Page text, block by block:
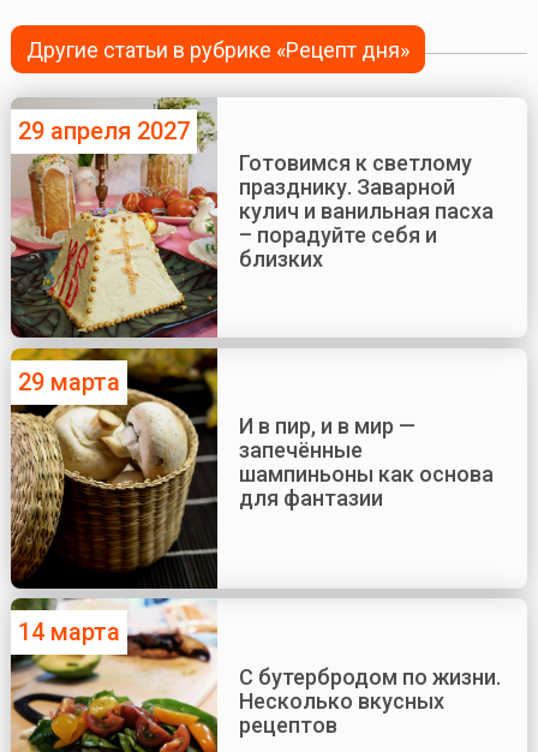
Другие статьи в рубрике «Рецепт дня»
29 апреля 2027
Готовимся к светлому
празднику. Заварной
кулич и ванильная пасха
– порадуйте себя и
близких
29 марта
И в пир, и в мир —
запечённые
шампиньоны как основа
для фантазии
14 марта
С бутербродом по жизни.
Несколько вкусных
рецептов